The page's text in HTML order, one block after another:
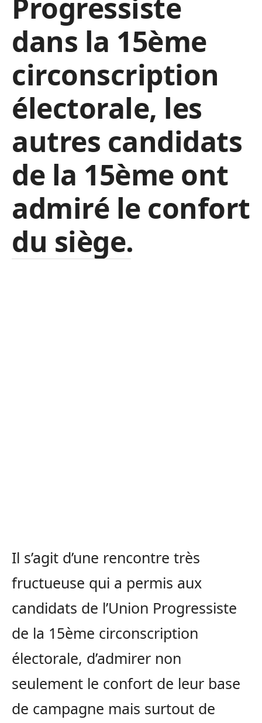
Progressiste
dans la 15ème
circonscription
électorale, les
autres candidats
de la 15ème ont
admiré le confort
du siège.
Il s’agit d’une rencontre très
fructueuse qui a permis aux
candidats de l’Union Progressiste
de la 15ème circonscription
électorale, d’admirer non
seulement le confort de leur base
de campagne mais surtout de